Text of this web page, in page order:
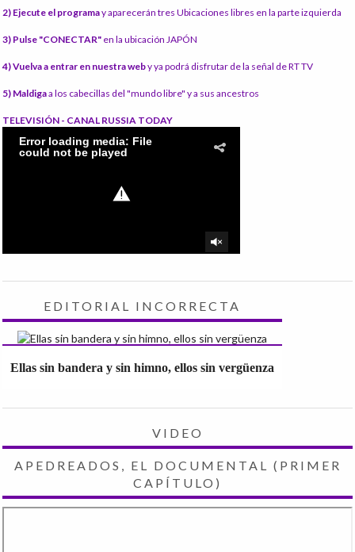
2) Ejecute el programay aparecerán tres Ubicaciones libres en la parte izquierda
3) Pulse "CONECTAR" en la ubicación JAPÓN
4) Vuelva a entrar en nuestra weby ya podrá disfrutar de la señal de RT TV
5) Maldigaa los cabecillas del "mundo libre" y a sus ancestros
TELEVISIÓN - CANAL RUSSIA TODAY
EDITORIAL INCORRECTA
Ellas sin bandera y sin himno, ellos sin vergüenza
VIDEO
APEDREADOS, EL DOCUMENTAL (PRIMER
CAPÍTULO)